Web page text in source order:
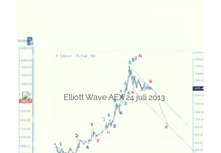
Onderstaande grafiek laat zien hoe dit juist
was en dat de AEX inderdaad op weg was naar
de 373 top.
Bovenstaand voorbeeld geeft een indicatie van
wat mogelijk is met de verwachtingen van
Beursverwachting. Mis de volgende kansen niet.